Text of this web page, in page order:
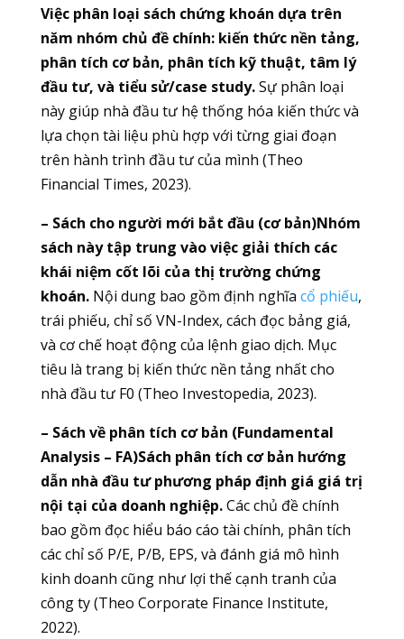
Việc phân loại sách chứng khoán dựa trên
năm nhóm chủ đề chính: kiến thức nền tảng,
phân tích cơ bản, phân tích kỹ thuật, tâm lý
đầu tư, và tiểu sử/case study.Sự phân loại
này giúp nhà đầu tư hệ thống hóa kiến thức và
lựa chọn tài liệu phù hợp với từng giai đoạn
trên hành trình đầu tư của mình (Theo
Financial Times, 2023).
– Sách cho người mới bắt đầu (cơ bản)Nhóm
sách này tập trung vào việc giải thích các
khái niệm cốt lõi của thị trường chứng
khoán.Nội dung bao gồm định nghĩa cổ phiếu,
trái phiếu, chỉ số VN-Index, cách đọc bảng giá,
và cơ chế hoạt động của lệnh giao dịch. Mục
tiêu là trang bị kiến thức nền tảng nhất cho
nhà đầu tư F0 (Theo Investopedia, 2023).
– Sách về phân tích cơ bản (Fundamental
Analysis – FA)Sách phân tích cơ bản hướng
dẫn nhà đầu tư phương pháp định giá giá trị
nội tại của doanh nghiệp.Các chủ đề chính
bao gồm đọc hiểu báo cáo tài chính, phân tích
các chỉ số P/E, P/B, EPS, và đánh giá mô hình
kinh doanh cũng như lợi thế cạnh tranh của
công ty (Theo Corporate Finance Institute,
2022).